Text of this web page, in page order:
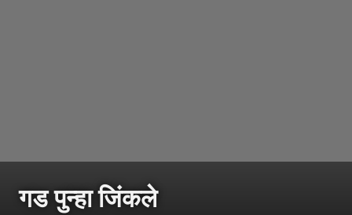
गड पुन्हा जिंकले